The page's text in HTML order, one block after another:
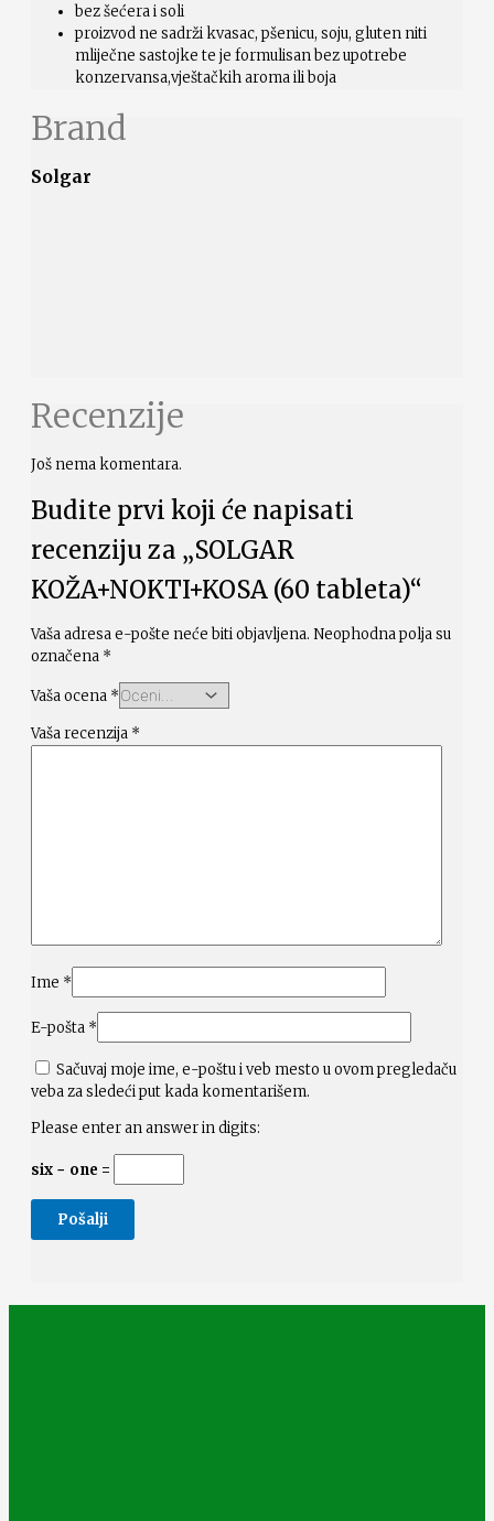
bez šećera i soli
proizvod ne sadrži kvasac, pšenicu, soju, gluten niti
mliječne sastojke te je formulisan bez upotrebe
konzervansa,vještačkih aroma ili boja
Brand
Solgar
Recenzije
Još nema komentara.
Budite prvi koji će napisati
recenziju za „SOLGAR
KOŽA+NOKTI+KOSA (60 tableta)“
Vaša adresa e-pošte neće biti objavljena. Neophodna polja su
označena *
Vaša ocena *
Vaša recenzija *
Ime *
E-pošta *
Sačuvaj moje ime, e-poštu i veb mesto u ovom pregledaču
veba za sledeći put kada komentarišem.
Please enter an answer in digits:
six − one =